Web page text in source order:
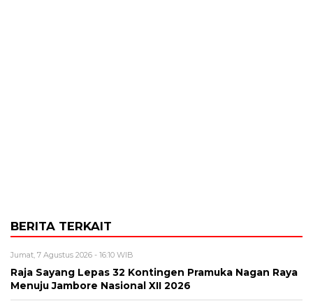
BERITA TERKAIT
Jumat, 7 Agustus 2026 - 16:10 WIB
Raja Sayang Lepas 32 Kontingen Pramuka Nagan Raya
Menuju Jambore Nasional XII 2026